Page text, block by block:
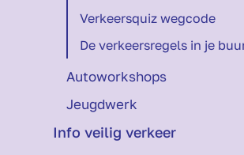
Verkeersquiz wegcode
De verkeersregels in je
Autoworkshops
Jeugdwerk
Info veilig verkeer